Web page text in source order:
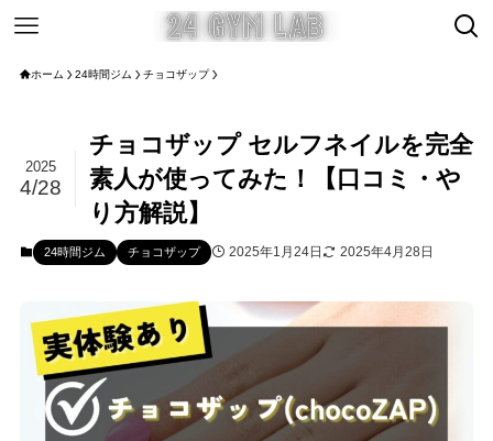
ホーム 24時間ジム チョコザップ
チョコザップ セルフネイルを完全
素人が使ってみた！【口コミ・や
り方解説】
2025
4/28
24時間ジム チョコザップ 2025年1月24日 2025年4月28日